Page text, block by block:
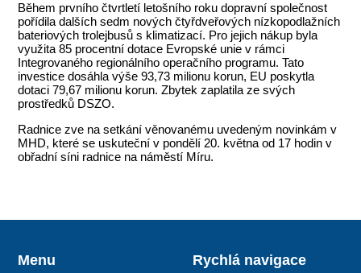
Během prvního čtvrtletí letošního roku dopravní společnost
pořídila dalších sedm nových čtyřdveřových nízkopodlažních
bateriových trolejbusů s klimatizací. Pro jejich nákup byla
využita 85 procentní dotace Evropské unie v rámci
Integrovaného regionálního operačního programu. Tato
investice dosáhla výše 93,73 milionu korun, EU poskytla
dotaci 79,67 milionu korun. Zbytek zaplatila ze svých
prostředků DSZO.
Radnice zve na setkání věnovanému uvedeným novinkám v
MHD, které se uskuteční v pondělí 20. května od 17 hodin v
obřadní síni radnice na náměstí Míru.
Menu Rychlá navigace